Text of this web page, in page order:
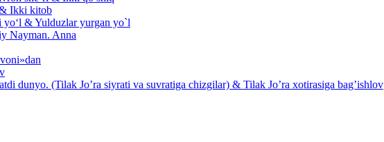
& Ikki kitob
& Yulduzlar yurgan yo`l
Nayman. Anna
dunyo. (Tilak Jo’ra siyrati va suvratiga chizgilar) & Tilak Jo’ra xotirasiga bag’ishlov